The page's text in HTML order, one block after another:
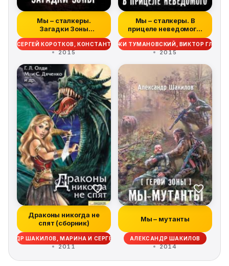
Мы – сталкеры.
Загадки Зоны
(сборник)
СЕРГЕЙ КОРОТКОВ, КОНСТАНТИН СКУРАТОВ, ВЛАДИМИР
2015
Мы – сталкеры. В
прицеле неведомого.
Авторский сбо...
АЛЕКСАНДР ШАКИЛОВ, ЕЖИ ТУМАНОВСКИЙ, ВИКТОР
2015
Драконы никогда не
спят (сборник)
ШАКИЛОВ, МАРИНА И СЕРГЕЙ ДЯЧЕНКО, АНТОН ТУДАКОВ,
2011
Мы – мутанты
АЛЕКСАНДР ШАКИЛОВ
2014